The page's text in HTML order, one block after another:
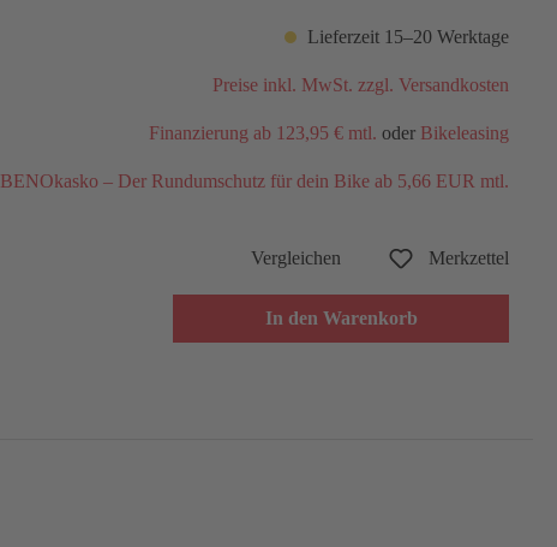
Lieferzeit 15–20 Werktage
Preise inkl. MwSt. zzgl. Versandkosten
Finanzierung ab 123,95 € mtl. oder Bikeleasing
BENOkasko – Der Rundumschutz für dein Bike ab 5,66 EUR mtl.
Vergleichen Merkzettel
In den Warenkorb